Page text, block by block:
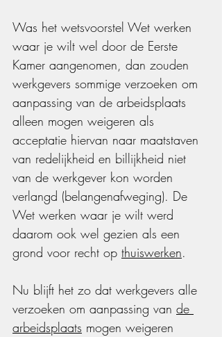
Was het wetsvoorstel Wet werken
waar je wilt wel door de Eerste
Kamer aangenomen, dan zouden
werkgevers sommige verzoeken om
aanpassing van de arbeidsplaats
alleen mogen weigeren als
acceptatie hiervan naar maatstaven
van redelijkheid en billijkheid niet
van de werkgever kon worden
verlangd (belangenafweging). De
Wet werken waar je wilt werd
daarom ook wel gezien als een
grond voor recht op thuiswerken.
Nu blijft het zo dat werkgevers alle
verzoeken om aanpassing van de
arbeidsplaats mogen weigeren